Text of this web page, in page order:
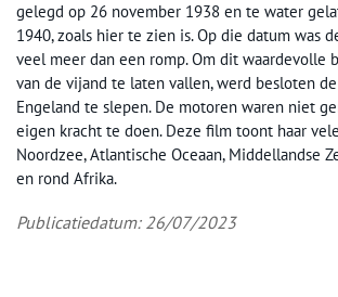
gelegd op 26 november 1938 en te water
1940, zoals hier te zien is. Op die datum was
veel meer dan een romp. Om dit waardevolle
van de vijand te laten vallen, werd besloten de
Engeland te slepen. De motoren waren niet
eigen kracht te doen. Deze film toont haar
Noordzee, Atlantische Oceaan, Middellandse
en rond Afrika.
Publicatiedatum: 26/07/2023